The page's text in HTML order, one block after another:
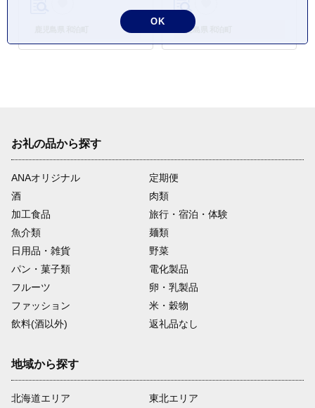
鹿児島県 和泊町
お礼の品から探す
ANAオリジナル
定期便
酒
肉類
加工食品
旅行・宿泊・体験
魚介類
麺類
日用品・雑貨
野菜
パン・菓子類
電化製品
フルーツ
卵・乳製品
ファッション
米・穀物
飲料(酒以外)
返礼品なし
地域から探す
北海道エリア
東北エリア
OK